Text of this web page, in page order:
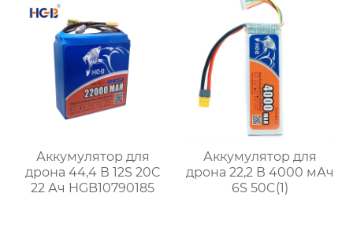
Аккумулятор для
дрона 44,4 В 12S 20C
22 Ач HGB10790185
Аккумулятор для
дрона 22,2 В 4000 мАч
6S 50C(1)